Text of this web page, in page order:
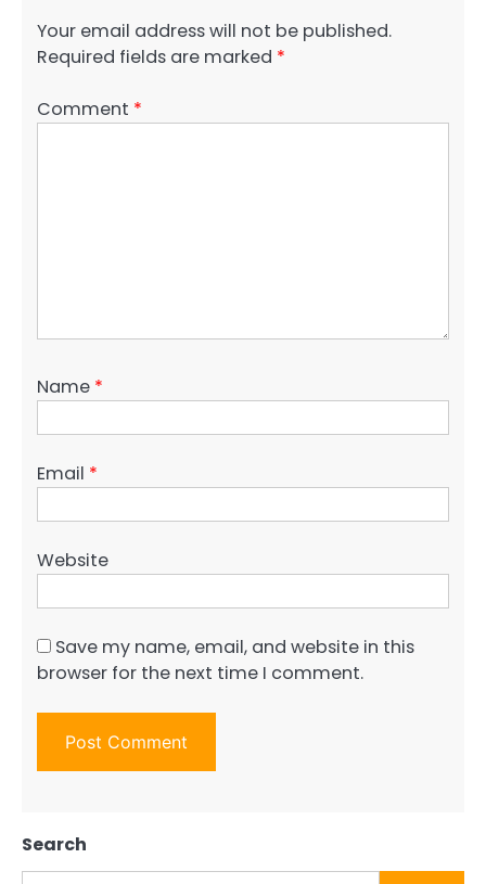
Your email address will not be published.
Required fields are marked *
Comment *
Name *
Email *
Website
Save my name, email, and website in this
browser for the next time I comment.
Search